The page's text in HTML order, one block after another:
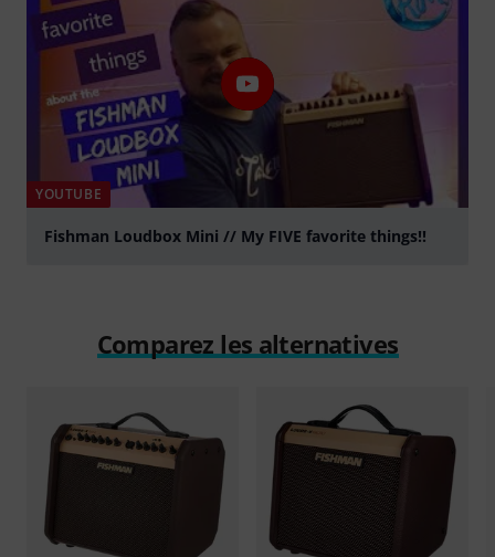
YOUTUBE
Fishman Loudbox Mini // My FIVE favorite things!!
Comparez les alternatives